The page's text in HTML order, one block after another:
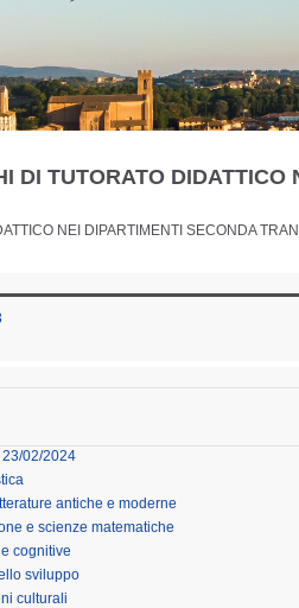
DI TUTORATO
NEI DIPARTIMENTI SECONDA
02/2024
antiche e moderne
e scienze matematiche
cognitive
sviluppo
culturali